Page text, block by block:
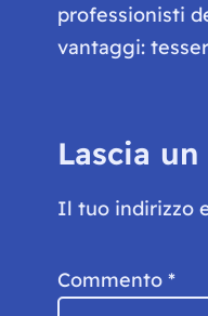
professionisti
vantaggi:
Lascia
Il tuo indirizzo
Commento *